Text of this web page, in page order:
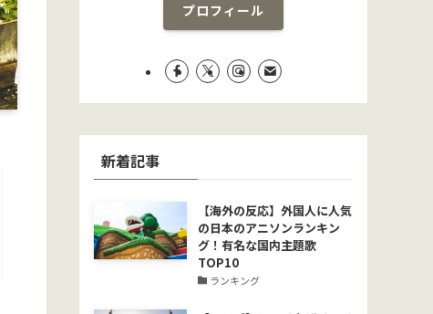
プロフィール
新着記事
【海外の反応】外国人に人気
の日本のアニソンランキン
グ！有名な国内主題歌
TOP10
ランキング